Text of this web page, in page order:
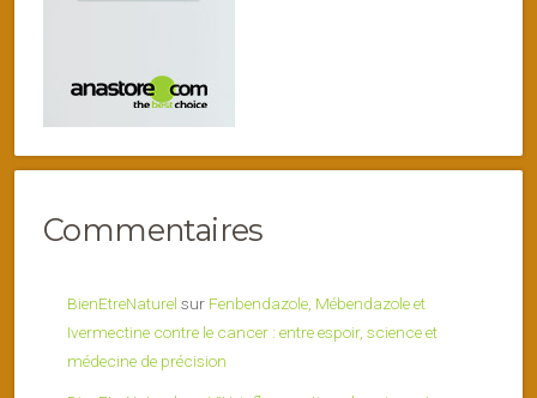
Commentaires
BienEtreNaturel sur Fenbendazole, Mébendazole et
Ivermectine contre le cancer : entre espoir, science et
médecine de précision